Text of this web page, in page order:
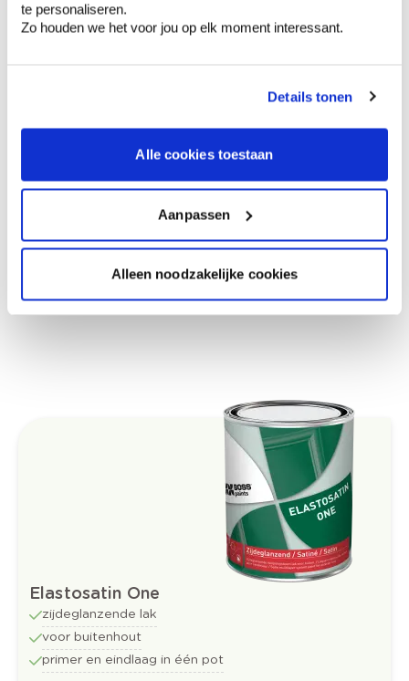
te personaliseren.
Zo houden we het voor jou op elk moment interessant.
Details tonen
Alle cookies toestaan
Aanpassen
Alleen noodzakelijke cookies
Één raam met twee luiken zoals hier, samen
ongeveer 3,5m², schilderen we in 2 lagen. Zo
voor houten buitenschrijnwerk. Elastisch,
waterdicht en weerbestendig.
Voor 7m² (2 lagen van 3,5m²) heb je 0,5 liter
Voor deze klus ligt het budget onder € 40 (excl.
verftoebehoren en voorbereidingsmateriaal).
Elastosatin One
zijdeglanzende lak
voor buitenhout
primer en eindlaag in één pot